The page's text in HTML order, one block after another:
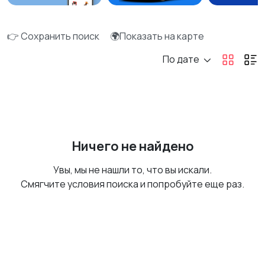
👉 Сохранить поиск
🌍Показать на карте
По дате
Ничего не найдено
Увы, мы не нашли то, что вы искали.
Смягчите условия поиска и попробуйте еще раз.